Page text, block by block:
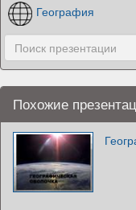
География
Похожие